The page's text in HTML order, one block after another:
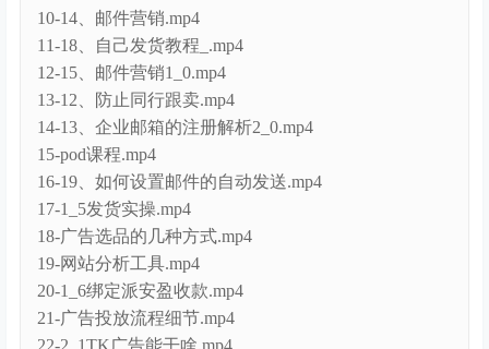
07-9、谷歌邮箱注册.mp4
08-10、选品底层逻辑.mp4
09-17、一件代发实操.mp4
10-14、邮件营销.mp4
11-18、自己发货教程_.mp4
12-15、邮件营销1_0.mp4
13-12、防止同行跟卖.mp4
14-13、企业邮箱的注册解析2_0.mp4
15-pod课程.mp4
16-19、如何设置邮件的自动发送.mp4
17-1_5发货实操.mp4
18-广告选品的几种方式.mp4
19-网站分析工具.mp4